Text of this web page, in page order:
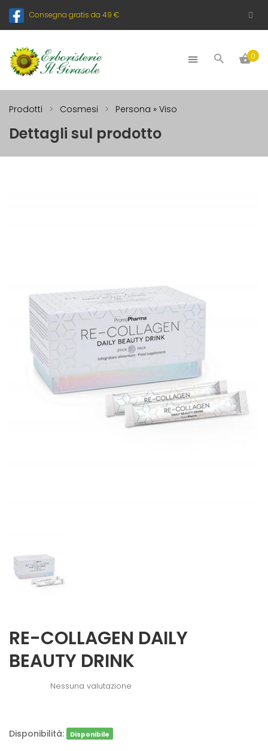
Consegna gratis da 49 €
0
Prodotti Cosmesi Persona » Viso
Dettagli sul prodotto
RE-COLLAGEN DAILY
BEAUTY DRINK
Nessuna valutazione
Disponibilità: Disponibile